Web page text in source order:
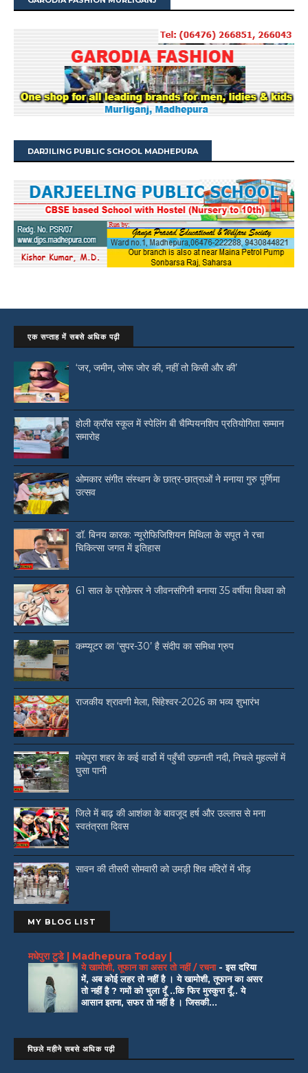
DARJILING PUBLIC SCHOOL MADHEPURA
एक सप्ताह में सबसे अधिक पढ़ी
‘जर, जमीन, जोरू जोर की, नहीं तो किसी और की’
होली क्रॉस स्कूल में स्पेलिंग बी चैम्पियनशिप प्रतियोगिता सम्मान
समारोह
ओमकार संगीत संस्थान के छात्र-छात्राओं ने मनाया गुरु पूर्णिमा
उत्सव
डॉ. बिनय कारक: न्यूरोफिजिशियन मिथिला के सपूत ने रचा
चिकित्सा जगत में इतिहास
61 साल के प्रोफ़ेसर ने जीवनसंगिनी बनाया 35 वर्षीया विधवा को
कम्प्यूटर का ‘सुपर-30’ है संदीप का समिधा ग्रुप
राजकीय श्रावणी मेला, सिंहेश्वर-2026 का भव्य शुभारंभ
मधेपुरा शहर के कई वार्डो में पहुँची उफ़नती नदी, निचले मुहल्लों में
घुसा पानी
जिले में बाढ़ की आशंका के बावजूद हर्ष और उल्लास से मना
स्वतंत्रता दिवस
सावन की तीसरी सोमवारी को उमड़ी शिव मंदिरों में भीड़
MY BLOG LIST
मधेपुरा टुडे | Madhepura Today |
ये खामोशी, तूफान का असर तो नहीं / रचना -इस दरिया
में, अब कोई लहर तो नहीं है । ये खामोशी, तूफान का असर
तो नहीं है ? गमों को भुला दूँ ..कि फिर मुस्कुरा दूँ.. ये
आसान इतना, सफर तो नहीं है । जिसकी...
पिछले महीने सबसे अधिक पढ़ी